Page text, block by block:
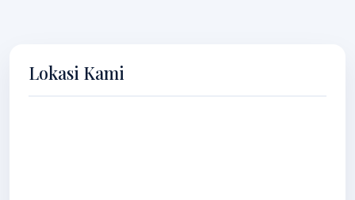
Lokasi Kami